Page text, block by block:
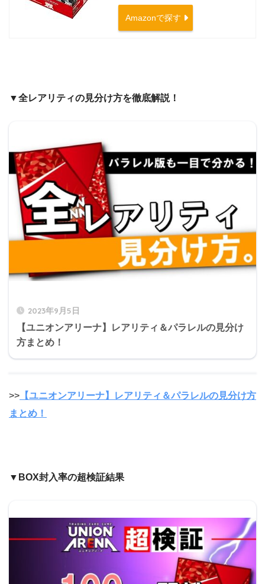
Amazonで探す
▼全レアリティの見分け方を徹底解説！
2023年9月5日
【ユニオンアリーナ】レアリティ＆パラレルの見分け
方まとめ！
>> 【ユニオンアリーナ】レアリティ＆パラレルの見分け方
まとめ！
▼BOX封入率の超検証結果